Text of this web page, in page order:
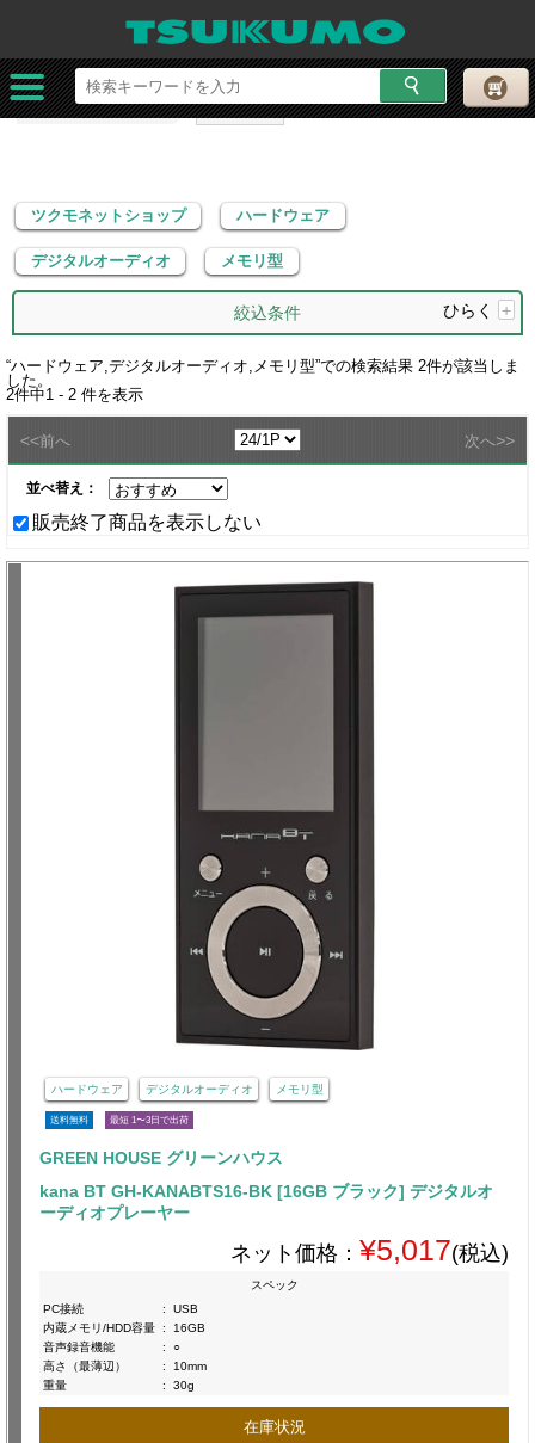
ツクモネットショップ
ハードウェア
デジタルオーディオ
メモリ型
ツクモネットショップ ハードウェア
デジタルオーディオ メモリ型
絞込条件 ひらく +
“ハードウェア,デジタルオーディオ,メモリ型”での検索結果 2件が該当しま
した。
2件中1 - 2 件を表示
<<前へ 次へ>>
並べ替え：
販売終了商品を表示しない
ハードウェア デジタルオーディオ メモリ型
送料無料 最短 1〜3日で出荷
GREEN HOUSE グリーンハウス
kana BT GH-KANABTS16-BK [16GB ブラック] デジタルオ
ーディオプレーヤー
ネット価格： ¥5,017(税込)
スペック
PC接続
:
USB
内蔵メモリ/HDD容量 :
16GB
音声録音機能
:
○
高さ（最薄辺）
:
10mm
重量
: 30g
在庫状況